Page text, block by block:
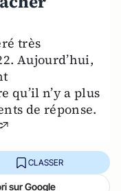
très
Aujourd’hui,
qu’il n’y a plus
de réponse.
CLASSER
sur Google